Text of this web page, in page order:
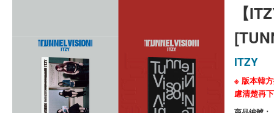
【
ITZY
※ 版本韓
慮清楚再